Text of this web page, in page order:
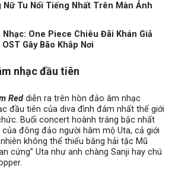
Tu Nổi Tiếng Nhất Trên Màn Ảnh
nhạc đầu tiên
Red diễn ra trên hòn đảo âm nhạc
đầu tiên của diva đình đám nhất thế giới
Buổi concert hoành tráng bậc nhất
đông đảo người hâm mộ Uta, cả giới
không thể thiếu băng hải tặc Mũ
cứng” Uta như anh chàng Sanji hay chú